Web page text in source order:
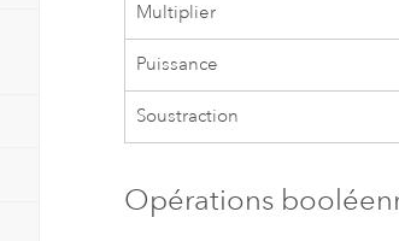
Multiplier
Puissance
Soustraction
Opérations